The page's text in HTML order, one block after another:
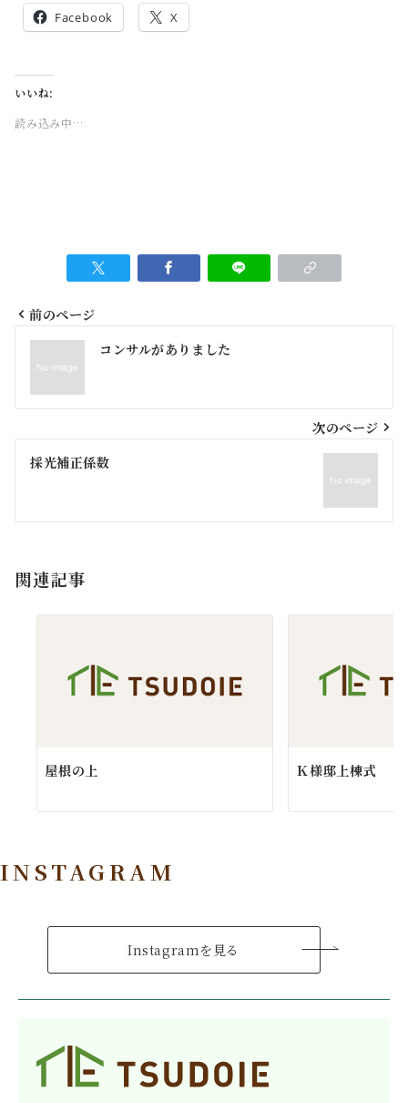
Facebook X
いいね:
読み込み中…
投
ナ
ビ
ゲ
シ
ン
前のページ
コンサルがありました
次のページ
採光補正係数
関連記事
屋根の上 Ｋ様邸上棟式
INSTAGRAM
Instagramを見る